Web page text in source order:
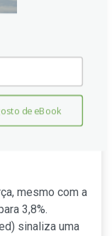
mesmo com a
3,8%.
sinaliza uma
de eBook